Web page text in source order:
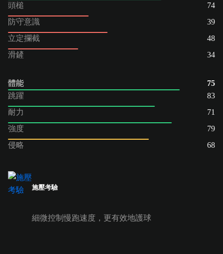
頭槌
74
防守意識
39
立定攔截
48
滑鏟
34
體能
75
跳躍
83
耐力
71
強度
79
侵略
68
施壓考驗
細微控制慢跑速度，更有效地護球